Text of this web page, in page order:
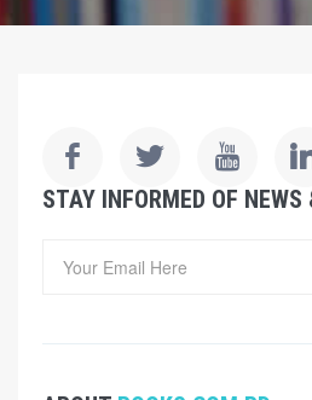
STAY INFORMED OF